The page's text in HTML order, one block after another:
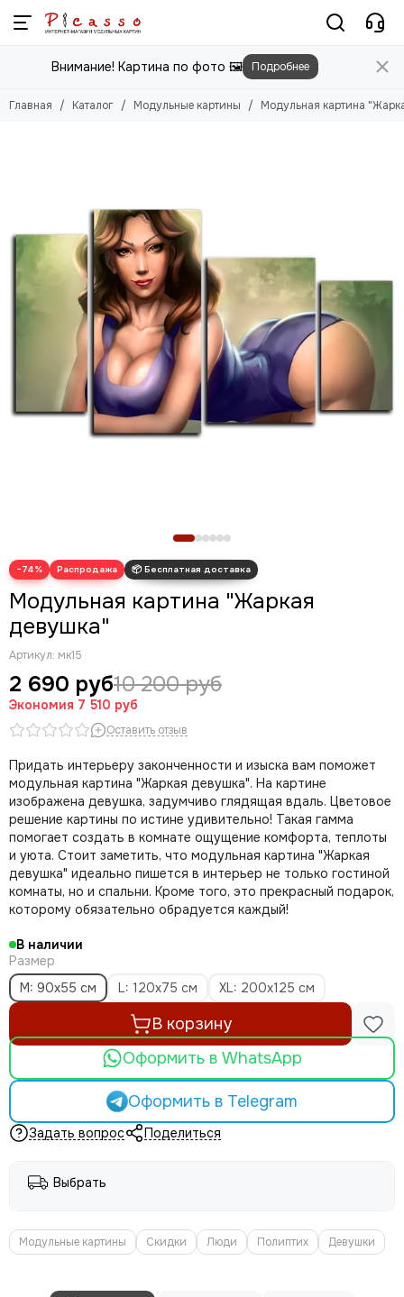
Модульные картины
Смотреть все товары
Этника
Техника
Для детей
Для мужчин
Фильмы, Мультфильмы
Космос
Новогодние картины
Внимание! Картина по фото 🖼️ Подробнее
Главная Каталог Модульные картины Модульная картина
−74%
Модульная картина "Жаркая
девушка"
Артикул: мк15
2 690 руб10 200 руб
Экономия 7 510 руб
Оставить отзыв
Придать интерьеру законченности и изыска вам поможет
модульная картина "Жаркая девушка". На картине
изображена девушка, задумчиво глядящая вдаль. Цветовое
решение картины по истине удивительно! Такая гамма
помогает создать в комнате ощущение комфорта, теплоты
и уюта. Стоит заметить, что модульная картина "Жаркая
девушка" идеально пишется в интерьер не только гостиной
комнаты, но и спальни. Кроме того, это прекрасный подарок,
которому обязательно обрадуется каждый!
В наличии
Размер
M: 90х55 см
L: 120х75 см ХL: 200x125 см
В корзину
Оформить в WhatsApp
Оформить в Telegram
Задать вопрос Поделиться
Выбрать
Модульные картины Скидки Люди Полиптих Девушки